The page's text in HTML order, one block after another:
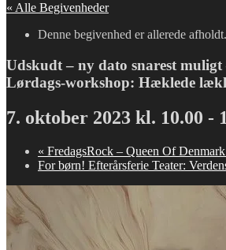
« Alle Begivenheder
Denne begivenhed er allerede afholdt.
Udskudt – ny dato snarest
Lørdags-workshop: Hæklede
7. oktober 2023 kl. 10.00 -
« FredagsRock – Queen Of
For børn! Efterårsferie Teater: